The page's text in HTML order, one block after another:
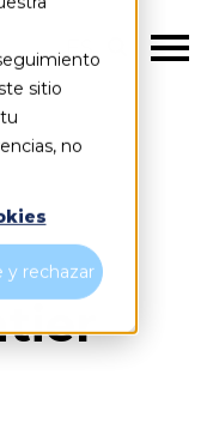
sitio
no
y rechazar
ES